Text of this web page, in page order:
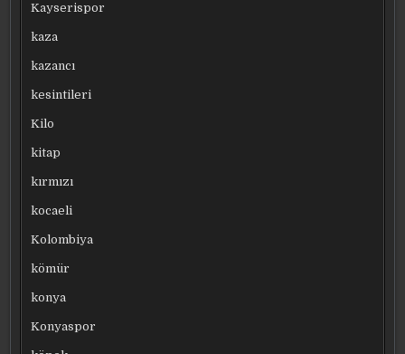
Kayserispor
kaza
kazancı
kesintileri
Kilo
kitap
kırmızı
kocaeli
Kolombiya
kömür
konya
Konyaspor